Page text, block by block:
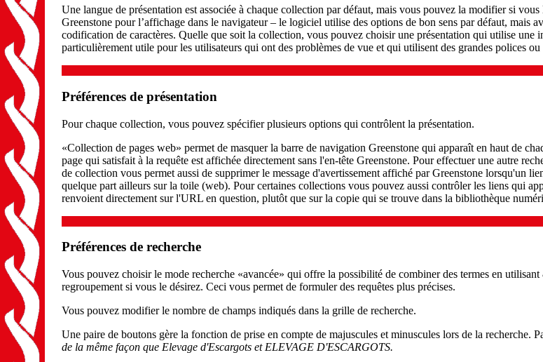
Une langue de présentation est associée à chaque collection par défaut, mais vous pouvez la modifier si
Greenstone pour l’affichage dans le navigateur – le logiciel utilise des options de bon sens par défaut, mais
codification de caractères. Quelle que soit la collection, vous pouvez choisir une présentation qui utilise une
particulièrement utile pour les utilisateurs qui ont des problèmes de vue et qui utilisent des grandes polices
Préférences de présentation
Pour chaque collection, vous pouvez spécifier plusieurs options qui contrôlent la présentation.
«Collection de pages web» permet de masquer la barre de navigation Greenstone qui apparaît en haut de
page qui satisfait à la requête est affichée directement sans l'en-tête Greenstone. Pour effectuer une autre
de collection vous permet aussi de supprimer le message d'avertissement affiché par Greenstone lorsqu'un
quelque part ailleurs sur la toile (web). Pour certaines collections vous pouvez aussi contrôler les liens qui
renvoient directement sur l'URL en question, plutôt que sur la copie qui se trouve dans la bibliothèque
Préférences de recherche
Vous pouvez choisir le mode recherche «avancée» qui offre la possibilité de combiner des termes en
regroupement si vous le désirez. Ceci vous permet de formuler des requêtes plus précises.
Vous pouvez modifier le nombre de champs indiqués dans la grille de recherche.
Une paire de boutons gère la fonction de prise en compte de majuscules et minuscules lors de la recherche.
de la même façon que Elevage d'Escargots et ELEVAGE D'ESCARGOTS.